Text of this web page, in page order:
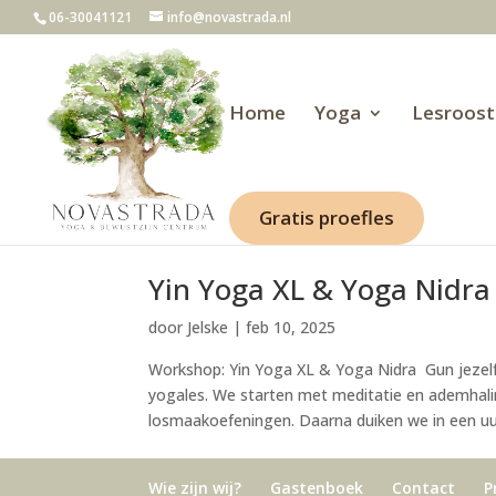
06-30041121 info@novastrada.nl
Home Yoga
Gratis proefles
Yin Yoga XL & Yoga Nidra
door Jelske |feb 10, 2025
Workshop: Yin Yoga XL & Yoga Nidra Gun
yogales. We starten met meditatie en
losmaakoefeningen. Daarna duiken we in een
Wie zijn wij? Gastenboek Contact